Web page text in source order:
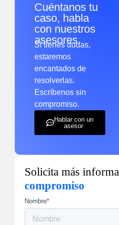
Cuéntanos tu
caso, habla
con nuestros
asesores.
Si tienes dudas,
estaremos
encantados de
resolverlas.
Escríbenos sin
compromiso.
Hablar con un
asesor
Solicita más
compromiso